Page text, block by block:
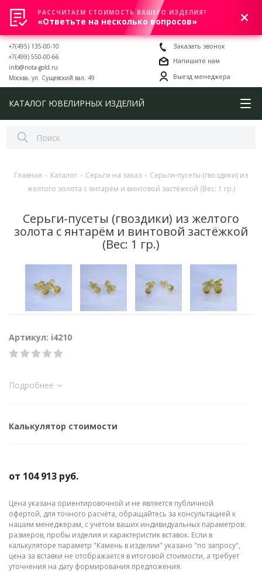
0
+7(495) 135-00-10
+7(499) 550-00-66
info@nota-gold.ru
Москва, ул. Сущевский вал, 49
Заказать звонок
Напишите нам
Выезд менеджера
КАТАЛОГ ЮВЕЛИРНЫХ ИЗДЕЛИЙ
Главная - Каталог - Серьги на заказ - Серьги-пусеты (гвоздики) из
желтого золота с янтарём и винтовой застёжкой (Вес: 1 гр.)
Серьги-пусеты (гвоздики) из желтого
золота с янтарём и винтовой застёжкой
(Вес: 1 гр.)
Артикул: i4210
Подробнее
Калькулятор стоимости
от 104 913 руб.
Цена указана ориентировочной и не является публичной
офертой, для точного расчёта, обращайтесь за консультацией к
нашим менеджерам, с учётом ваших индивидуальных параметров:
размеров, пробы изделия и характеристик вставок. Если в
калькуляторе параметр "Камень в изделии" указано "по запросу",
цена за вставки не отображается в итоговой стоимости, а требует
уточнения на дату формирования предложения.
РАССЧИТАЕМ СТОИМОСТЬ ВАШЕГО ИЗДЕЛИЯ?
«Ответьте на несколько вопросов»